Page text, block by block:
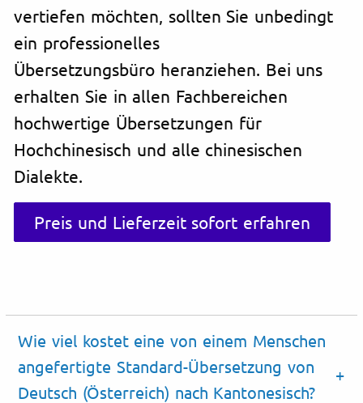
vertiefen möchten, sollten Sie unbedingt
ein professionelles
Übersetzungsbüro heranziehen. Bei uns
erhalten Sie in allen Fachbereichen
hochwertige Übersetzungen für
Hochchinesisch und alle chinesischen
Dialekte.
Preis und Lieferzeit sofort erfahren
Wie viel kostet eine von einem Menschen
angefertigte Standard-Übersetzung von
Deutsch (Österreich) nach Kantonesisch?